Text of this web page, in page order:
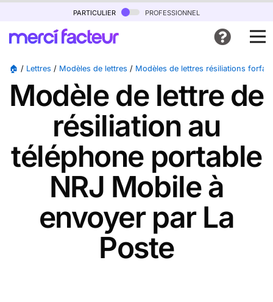
particulier professionnel
🏠 / Lettres / Modèles de lettres / Modèles de lettres résiliations
Modèle de lettre de
résiliation au
téléphone portable
NRJ Mobile à
envoyer par La
Poste